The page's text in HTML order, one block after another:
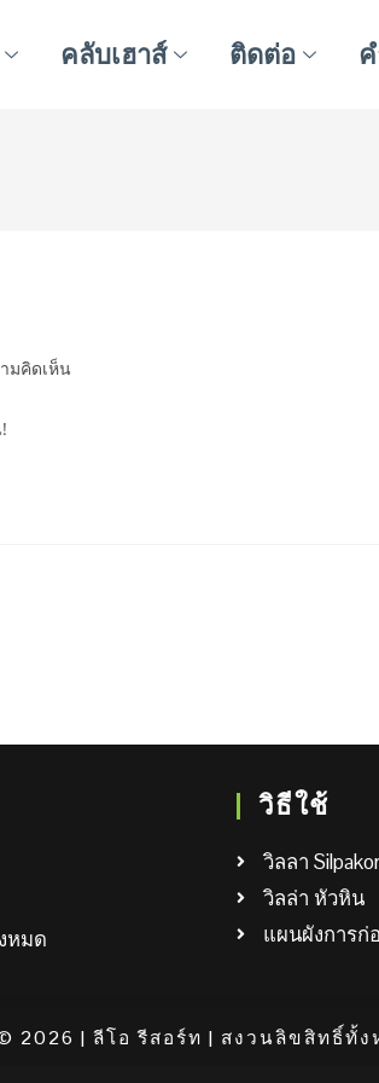
คลับเฮาส์ ติดต่อ
มคิดเห็น
หมด
วิธีใช้
วิลลา
วิลล่า หัวหิน
แผนผังการก่
2026 | ลีโอ รีสอร์ท | สงวนลิขสิทธิ์ทั้ง